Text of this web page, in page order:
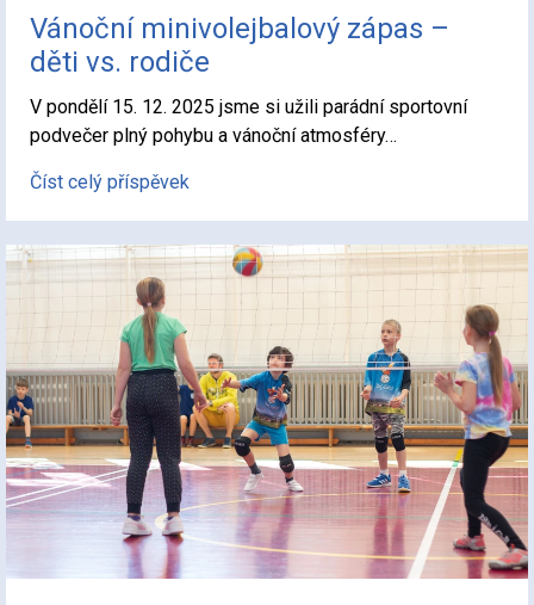
Vánoční minivolejbalový zápas –
děti vs. rodiče
V pondělí 15. 12. 2025 jsme si užili parádní sportovní
podvečer plný pohybu a vánoční atmosféry…
Číst celý příspěvek